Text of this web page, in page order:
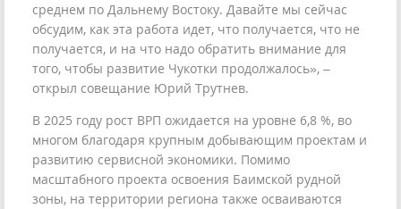
среднем по Дальнему Востоку. Давайте мы сейчас
обсудим, как эта работа идет, что получается, что не
получается, и на что надо обратить внимание для
того, чтобы развитие Чукотки продолжалось», –
открыл совещание Юрий Трутнев.
В 2025 году рост ВРП ожидается на уровне 6,8 %, во
многом благодаря крупным добывающим проектам и
развитию сервисной экономики. Помимо
масштабного проекта освоения Баимской рудной
зоны, на территории региона также осваиваются